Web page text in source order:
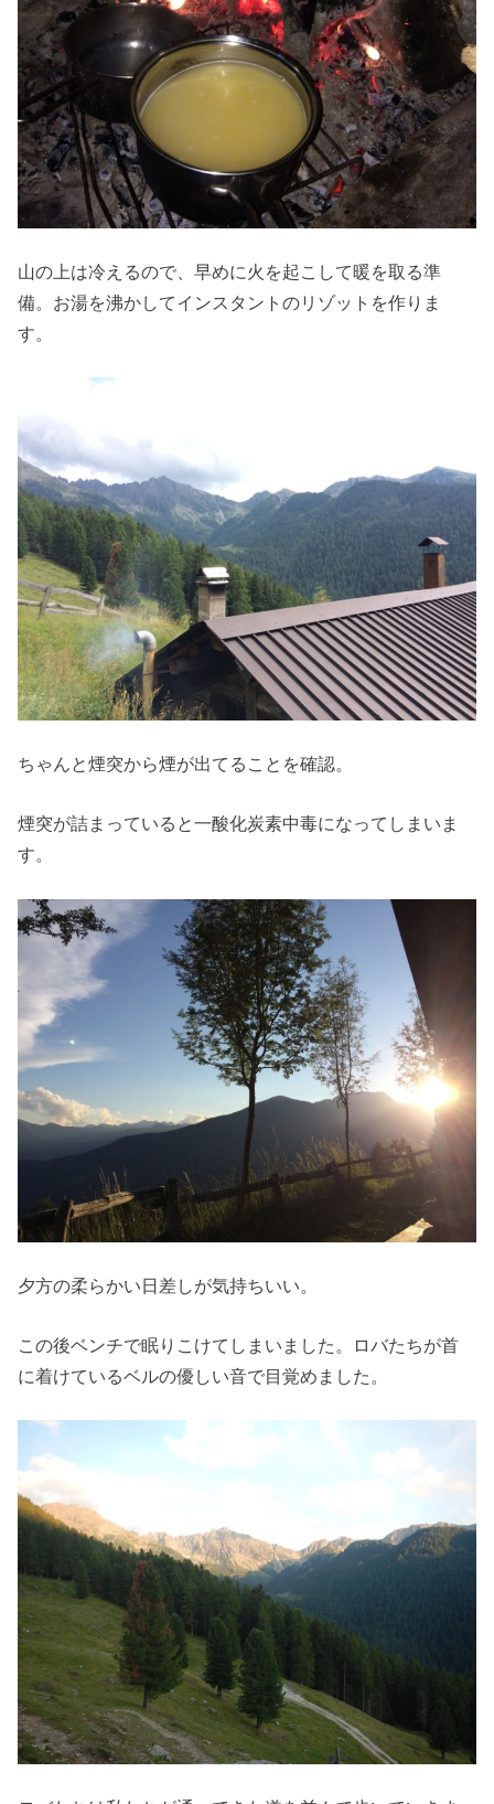
山の上は冷えるので、早めに火を起こして暖を取る準
備。お湯を沸かしてインスタントのリゾットを作りま
す。
ちゃんと煙突から煙が出てることを確認。
煙突が詰まっていると一酸化炭素中毒になってしまいま
す。
夕方の柔らかい日差しが気持ちいい。
この後ベンチで眠りこけてしまいました。ロバたちが首
に着けているベルの優しい音で目覚めました。